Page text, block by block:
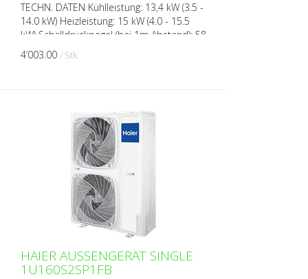
TECHN. DATEN Kühlleistung: 13,4 kW (3.5 -
14.0 kW) Heizleistung: 15 kW (4.0 - 15.5
kW) Schalldruckpegel (bei 1m Abstand): 58
dB(A) Schallleistungspegel (bei 1m
Abstand): ...
4’003.00 / Stk.
HAIER AUSSENGERÄT SINGLE
1U160S2SP1FB